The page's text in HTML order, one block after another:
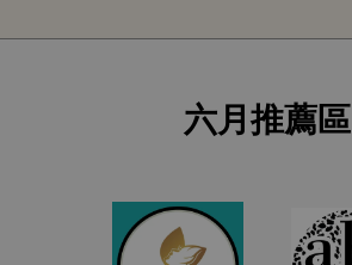
六月推薦區